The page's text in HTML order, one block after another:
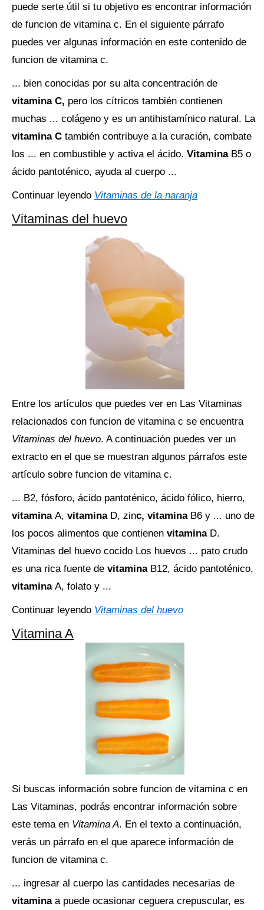
puede serte útil si tu objetivo es encontrar información
de funcion de vitamina c. En el siguiente párrafo
puedes ver algunas información en este contenido de
funcion de vitamina c.
... bien conocidas por su alta concentración de
vitamina C, pero los cítricos también contienen
muchas ... colágeno y es un antihistamínico natural. La
vitamina C también contribuye a la curación, combate
los ... en combustible y activa el ácido. Vitamina B5 o
ácido pantoténico, ayuda al cuerpo ...
Continuar leyendo Vitaminas de la naranja
Vitaminas del huevo
Entre los artículos que puedes ver en Las Vitaminas
relacionados con funcion de vitamina c se encuentra
Vitaminas del huevo. A continuación puedes ver un
extracto en el que se muestran algunos párrafos este
artículo sobre funcion de vitamina c.
... B2, fósforo, ácido pantoténico, ácido fólico, hierro,
vitamina A, vitamina D, zinc, vitamina B6 y ... uno de
los pocos alimentos que contienen vitamina D.
Vitaminas del huevo cocido Los huevos ... pato crudo
es una rica fuente de vitamina B12, ácido pantoténico,
vitamina A, folato y ...
Continuar leyendo Vitaminas del huevo
Vitamina A
Si buscas información sobre funcion de vitamina c en
Las Vitaminas, podrás encontrar información sobre
este tema en Vitamina A. En el texto a continuación,
verás un párrafo en el que aparece información de
funcion de vitamina c.
... ingresar al cuerpo las cantidades necesarias de
vitamina a puede ocasionar ceguera crepuscular, es